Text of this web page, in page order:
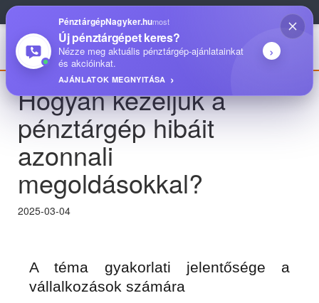
Hogyan kezeljük a
pénztárgép hibáit
azonnali
megoldásokkal?
2025-03-04
A téma gyakorlati jelentősége a
vállalkozások számára
PénztárgépNagyker.humost
Új pénztárgépet keres?
Nézze meg aktuális pénztárgép-ajánlatainkat
és akcióinkat.
AJÁNLATOK MEGNYITÁSA
›